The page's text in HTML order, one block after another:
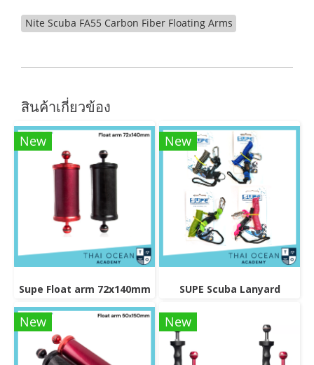
Nite Scuba FA55 Carbon Fiber Floating Arms
สินค้าเกี่ยวข้อง
New
Supe Float arm 72x140mm
New
SUPE Scuba Lanyard
New New